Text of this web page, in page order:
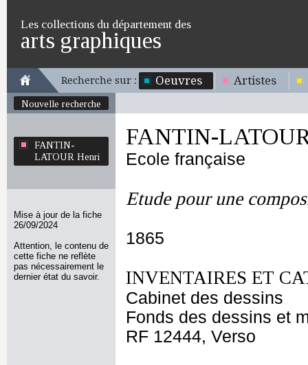
Les collections du département des
arts graphiques
Recherche sur : Oeuvres Artistes
Nouvelle recherche
FANTIN-
LATOUR Henri
Mise à jour de la fiche
26/09/2024
Attention, le contenu de
cette fiche ne reflète
pas nécessairement le
dernier état du savoir.
FANTIN-
Ecole française
Etude pour une
1865
INVENTAIRES ET
Cabinet des dessins
Fonds des dessins et
RF 12444, Verso